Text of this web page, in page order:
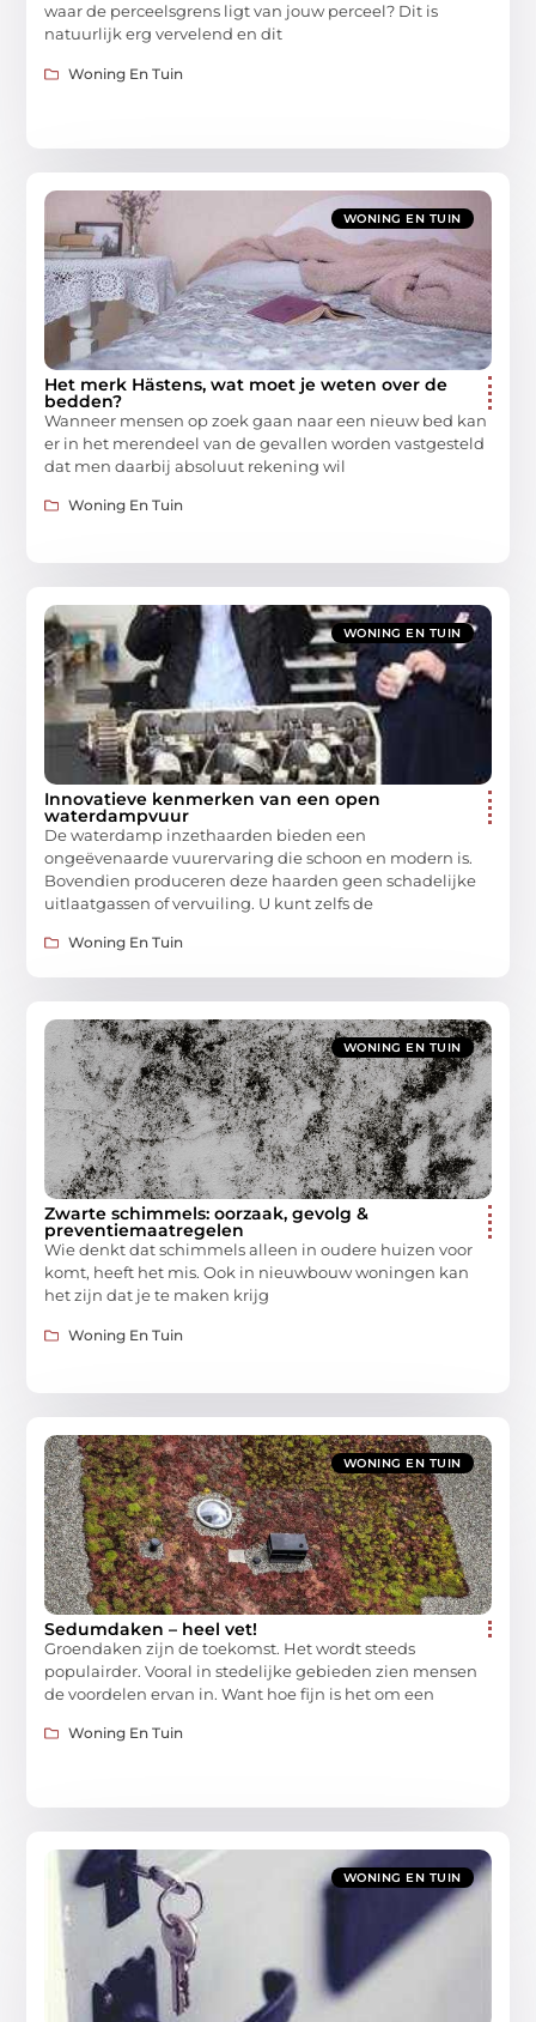
waar de perceelsgrens ligt van jouw perceel? Dit is
natuurlijk erg vervelend en dit
Woning En Tuin
WONING EN TUIN
Het merk Hästens, wat moet je weten over de
bedden?
Wanneer mensen op zoek gaan naar een nieuw bed kan
er in het merendeel van de gevallen worden vastgesteld
dat men daarbij absoluut rekening wil
Woning En Tuin
WONING EN TUIN
Innovatieve kenmerken van een open
waterdampvuur
De waterdamp inzethaarden bieden een
ongeëvenaarde vuurervaring die schoon en modern is.
Bovendien produceren deze haarden geen schadelijke
uitlaatgassen of vervuiling. U kunt zelfs de
Woning En Tuin
WONING EN TUIN
Zwarte schimmels: oorzaak, gevolg &
preventiemaatregelen
Wie denkt dat schimmels alleen in oudere huizen voor
komt, heeft het mis. Ook in nieuwbouw woningen kan
het zijn dat je te maken krijg
Woning En Tuin
WONING EN TUIN
Sedumdaken – heel vet!
Groendaken zijn de toekomst. Het wordt steeds
populairder. Vooral in stedelijke gebieden zien mensen
de voordelen ervan in. Want hoe fijn is het om een
Woning En Tuin
WONING EN TUIN